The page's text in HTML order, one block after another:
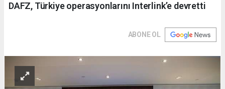
DAFZ, Türkiye operasyonlarını Interlink’e devretti
ABONE OL